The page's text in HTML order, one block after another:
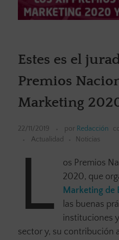
Estes es el
Premios
Marketing
22/11/2019 por Redacción
Actualidad
Noticias
L
os Premios
2020, que
Marketing de
las buenas
instituciones
sector y, su contribución